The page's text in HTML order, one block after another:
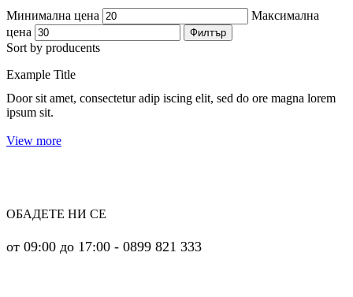
Минимална цена
Максимална
цена
Филтър
Sort by producents
Example Title
Door sit amet, consectetur adip iscing elit, sed do ore magna lorem
ipsum sit.
View more
ОБАДЕТЕ НИ СЕ
от 09:00 до 17:00 - 0899 821 333